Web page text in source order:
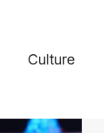
Culture